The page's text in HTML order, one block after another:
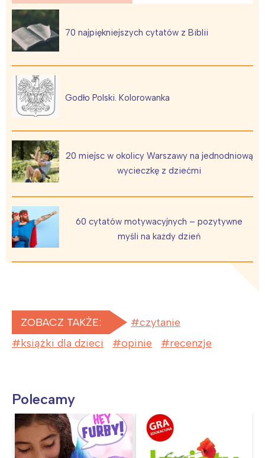
70 najpiękniejszych cytatów z Biblii
Godło Polski. Kolorowanka
20 miejsc w okolicy Warszawy na jednodniową
wycieczkę z dziećmi
60 cytatów motywacyjnych – pozytywne
myśli na każdy dzień
ZOBACZ TAKŻE:
czytanie
książki dla dzieci
opinie recenzje
Polecamy